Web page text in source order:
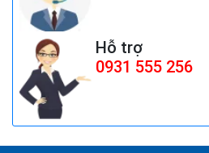
Giá:Liên hệ
QUẠT ĐỨNG CÔNG
FS650
Hỗ trợ
0931 555 256